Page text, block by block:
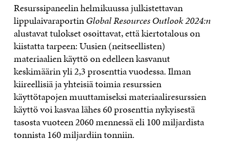
Resurssipaneelin helmikuussa julkistettavan
lippulaivaraportinGlobal Resources Outlook 2024:n
alustavat tulokset osoittavat, että kiertotalous on
kiistatta tarpeen: Uusien (neitseellisten)
materiaalien käyttö on edelleen kasvanut
keskimäärin yli 2,3 prosenttia vuodessa. Ilman
kiireellisiä ja yhteisiä toimia resurssien
käyttötapojen muuttamiseksi materiaaliresurssien
käyttö voi kasvaa lähes 60 prosenttia nykyisestä
tasosta vuoteen 2060 mennessä eli 100 miljardista
tonnista 160 miljardiin tonniin.